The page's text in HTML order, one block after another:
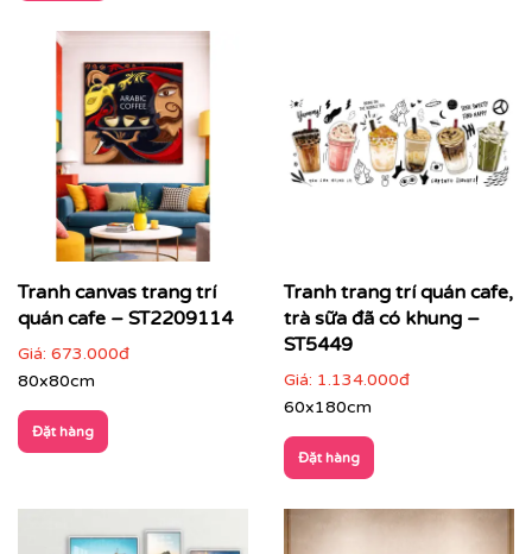
Tranh canvas trang trí
quán cafe – ST2209114
Giá: 673.000đ
80x80cm
Đặt hàng
Tranh trang trí quán cafe,
trà sữa đã có khung –
ST5449
Giá: 1.134.000đ
60x180cm
Đặt hàng